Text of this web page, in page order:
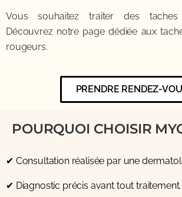
Vous souhaitez traiter des taches
Découvrez notre page dédiée aux
rougeurs.
PRENDRE RENDEZ-
POURQUOI CHOISIR
✔ Consultation réalisée par une
✔ Diagnostic précis avant tout traitement.